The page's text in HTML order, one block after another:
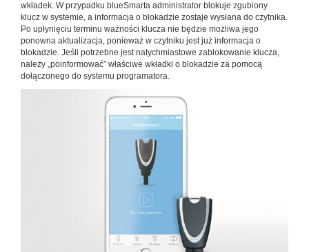
wkładek. W przypadku blueSmarta administrator blokuje zgubiony
klucz w systemie, a informacja o blokadzie zostaje wysłana do czytnika.
Po upłynięciu terminu ważności klucza nie będzie możliwa jego
ponowna aktualizacja, ponieważ w czytniku jest już informacja o
blokadzie. Jeśli potrzebne jest natychmiastowe zablokowanie klucza,
należy „poinformować” właściwe wkładki o blokadzie za pomocą
dołączonego do systemu programatora.